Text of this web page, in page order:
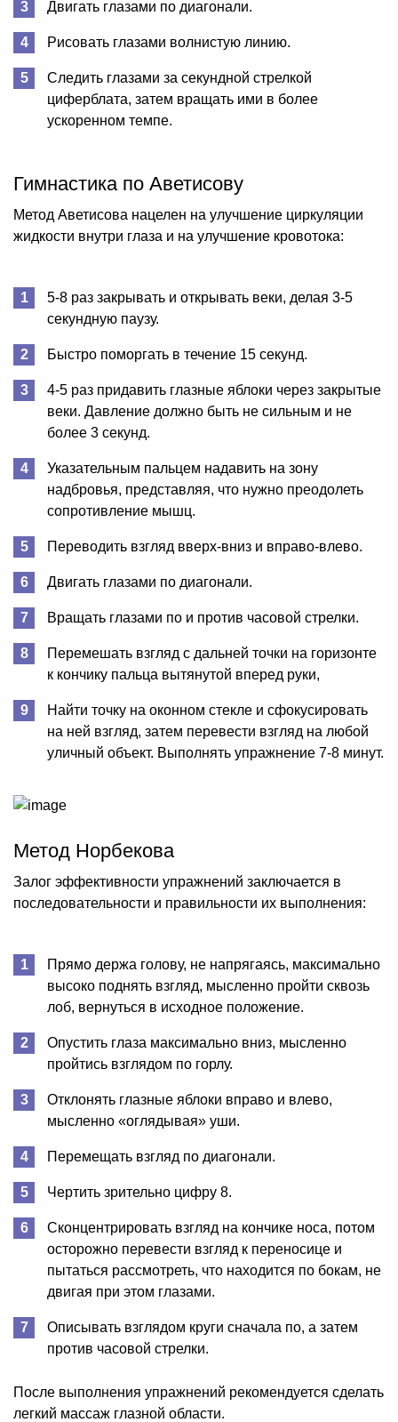
Двигать глазами по диагонали.
Рисовать глазами волнистую линию.
Следить глазами за секундной стрелкой
циферблата, затем вращать ими в более
ускоренном темпе.
Гимнастика по Аветисову
Метод Аветисова нацелен на улучшение циркуляции
жидкости внутри глаза и на улучшение кровотока:
5-8 раз закрывать и открывать веки, делая 3-5
секундную паузу.
Быстро поморгать в течение 15 секунд.
4-5 раз придавить глазные яблоки через закрытые
веки. Давление должно быть не сильным и не
более 3 секунд.
Указательным пальцем надавить на зону
надбровья, представляя, что нужно преодолеть
сопротивление мышц.
Переводить взгляд вверх-вниз и вправо-влево.
Двигать глазами по диагонали.
Вращать глазами по и против часовой стрелки.
Перемешать взгляд с дальней точки на горизонте
к кончику пальца вытянутой вперед руки,
Найти точку на оконном стекле и сфокусировать
на ней взгляд, затем перевести взгляд на любой
уличный объект. Выполнять упражнение 7-8 минут.
Метод Норбекова
Залог эффективности упражнений заключается в
последовательности и правильности их выполнения:
Прямо держа голову, не напрягаясь, максимально
высоко поднять взгляд, мысленно пройти сквозь
лоб, вернуться в исходное положение.
Опустить глаза максимально вниз, мысленно
пройтись взглядом по горлу.
Отклонять глазные яблоки вправо и влево,
мысленно «оглядывая» уши.
Перемещать взгляд по диагонали.
Чертить зрительно цифру 8.
Сконцентрировать взгляд на кончике носа, потом
осторожно перевести взгляд к переносице и
пытаться рассмотреть, что находится по бокам, не
двигая при этом глазами.
Описывать взглядом круги сначала по, а затем
против часовой стрелки.
После выполнения упражнений рекомендуется сделать
легкий массаж глазной области.